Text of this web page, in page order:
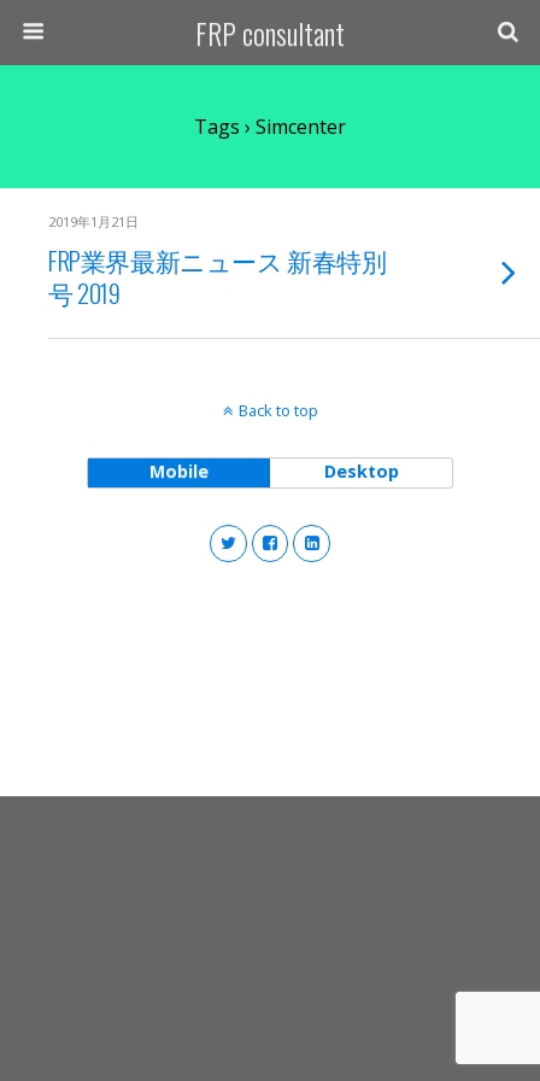
FRP consultant
Tags › Simcenter
2019年1月21日
FRP業界最新ニュース 新春特別
号 2019
Back to top
Mobile Desktop